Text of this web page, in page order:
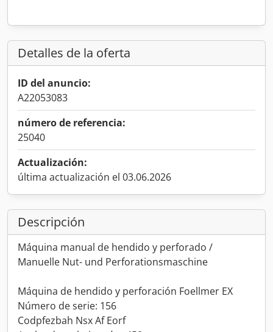
Detalles de la oferta
ID del anuncio:
A22053083
número de referencia:
25040
Actualización:
última actualización el 03.06.2026
Descripción
Máquina manual de hendido y perforado /
Manuelle Nut- und Perforationsmaschine
Máquina de hendido y perforación Foellmer EX
Número de serie: 156
Codpfezbah Nsx Af Eorf